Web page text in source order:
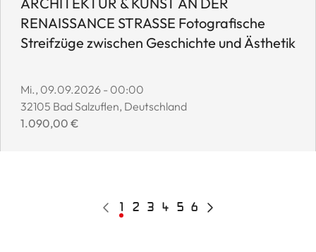
RENAISSANCE STRASSE Fotografische
Streifzüge zwischen Geschichte und Ästhetik
Event start date:
Mi., 09.09.2026 - 00:00
Event location:
32105 Bad Salzuflen, Deutschland
Event price:
1.090,00 €
Pagination
Vorherige
Seite
Aktuelle
Seite
1 Page
2 Page
3 Page
4 Page
5 Page
6
Nächste